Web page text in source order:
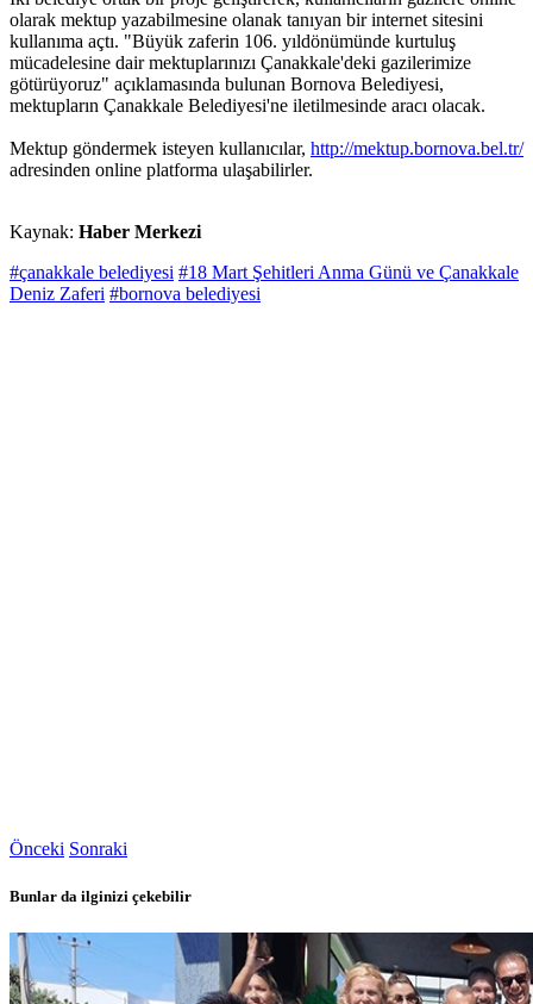
olarak mektup yazabilmesine olanak tanıyan bir internet sitesini
kullanıma açtı. "Büyük zaferin 106. yıldönümünde kurtuluş
mücadelesine dair mektuplarınızı Çanakkale'deki gazilerimize
götürüyoruz" açıklamasında bulunan Bornova Belediyesi,
mektupların Çanakkale Belediyesi'ne iletilmesinde aracı olacak.
Mektup göndermek isteyen kullanıcılar, http://mektup.bornova.bel.tr/
adresinden online platforma ulaşabilirler.
Kaynak: Haber Merkezi
#çanakkale belediyesi #18 Mart Şehitleri Anma Günü ve Çanakkale
Deniz Zaferi #bornova belediyesi
Önceki Sonraki
Bunlar da ilginizi çekebilir